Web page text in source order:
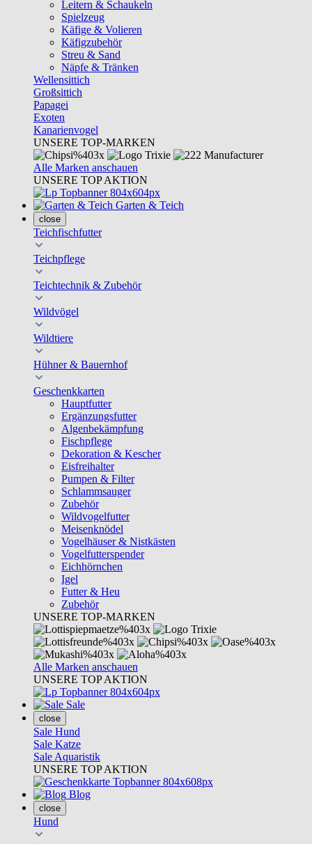
Leitern & Schaukeln
Spielzeug
Käfige & Volieren
Käfigzubehör
Streu & Sand
Näpfe & Tränken
Wellensittich
Großsittich
Papagei
Exoten
Kanarienvogel
UNSERE TOP-MARKEN
Alle Marken anschauen
UNSERE TOP AKTION
Garten & Teich
close
Teichfischfutter
Teichpflege
Teichtechnik & Zubehör
Wildvögel
Wildtiere
Hühner & Bauernhof
Geschenkkarten
Hauptfutter
Ergänzungsfutter
Algenbekämpfung
Fischpflege
Dekoration & Kescher
Eisfreihalter
Pumpen & Filter
Schlammsauger
Zubehör
Wildvogelfutter
Meisenknödel
Vogelhäuser & Nistkästen
Vogelfutterspender
Eichhörnchen
Igel
Futter & Heu
Zubehör
UNSERE TOP-MARKEN
Alle Marken anschauen
UNSERE TOP AKTION
Sale
close
Sale Hund
Sale Katze
Sale Aquaristik
UNSERE TOP AKTION
Blog
close
Hund